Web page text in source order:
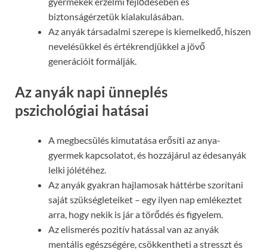
biztonságérzetük kialakulásában.
Az anyák társadalmi szerepe is kiemelkedő, hiszen
nevelésükkel és értékrendjükkel a jövő
generációit formálják.
Az anyák napi ünneplés
pszichológiai hatásai
A megbecsülés kimutatása erősíti az anya-
gyermek kapcsolatot, és hozzájárul az édesanyák
lelki jólétéhez.
Az anyák gyakran hajlamosak háttérbe szorítani
saját szükségleteiket – egy ilyen nap emlékeztet
arra, hogy nekik is jár a törődés és figyelem.
Az elismerés pozitív hatással van az anyák
mentális egészségére, csökkentheti a stresszt és